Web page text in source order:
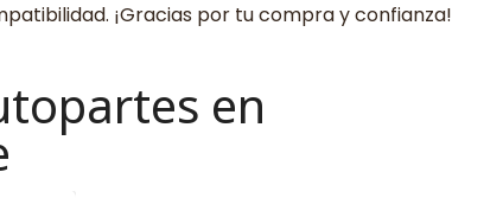
¡Gracias por tu compra y confianza!
en